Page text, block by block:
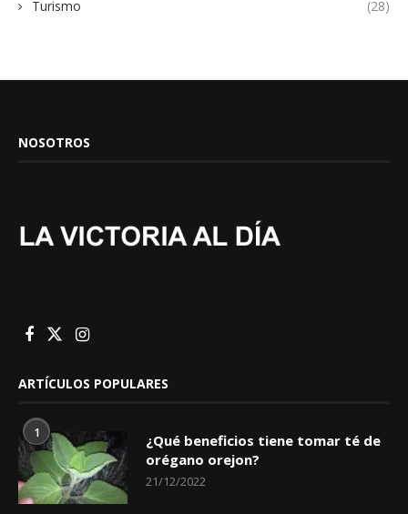
Turismo (28)
NOSOTROS
ARTÍCULOS POPULARES
1
¿Qué beneficios tiene tomar té de
orégano orejon?
21/12/2022